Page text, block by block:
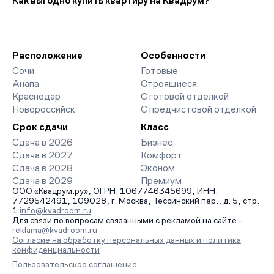
страницах ЖК доступны отзывы жильцов о качестве
строительства, интерактивный генплан корпусов, сроки
организует просмотр и поможет одобрить ипотеку по
минимальной ставке. Чтобы зафиксировать цену, оставьте
заявку на обратный звонок.
Расположение
Сочи
Анапа
Краснодар
Новороссийск
Особенности
Готовые
Строящиеся
С готовой отделкой
С предчистовой отделкой
Срок сдачи
Сдача в 2026
Сдача в 2027
Сдача в 2028
Сдача в 2029
Класс
Бизнес
Комфорт
Эконом
Премиум
ООО «Квадрум.ру», ОГРН: 1067746345699, ИНН:
7729542491, 109028, г. Москва, Тессинский пер., д. 5, стр.
1 info@kvadroom.ru
Для связи по вопросам связанными с рекламой на сайте -
reklama@kvadroom.ru
Согласие на обработку персональных данных и политика
конфиденциальности
Пользовательское соглашение